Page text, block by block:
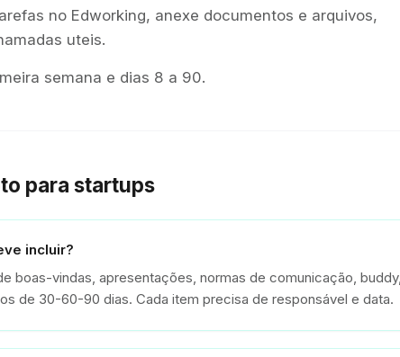
no Edworking, anexe documentos e arquivos,
uteis.
semana e dias 8 a 90.
para startups
incluir?
boas-vindas, apresentações, normas de comunicação, buddy,
de 30-60-90 dias. Cada item precisa de responsável e data.